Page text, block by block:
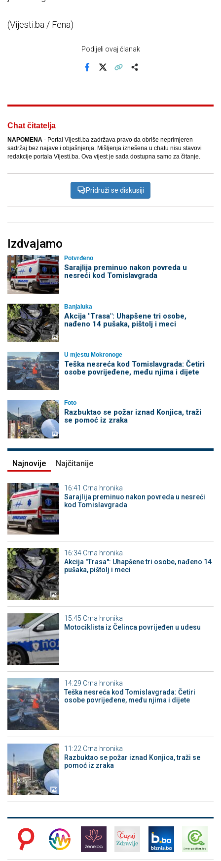
(Vijesti.ba / Fena)
Podijeli ovaj članak
Chat čitatelja
NAPOMENA - Portal Vijesti.ba zadržava pravo da obriše neprimjeren
sadržaj bez najave i objašnjenja. Mišljenja iznešena u chatu nisu stavovi
redakcije portala Vijesti.ba. Ova vijest je sada dostupna samo za čitanje.
Pridruži se diskusiji
Izdvajamo
Potvrđeno
Sarajlija preminuo nakon povreda u
nesreći kod Tomislavgrada
Banjaluka
Akcija "Trasa": Uhapšene tri osobe,
nađeno 14 pušaka, pištolj i meci
U mjestu Mokronoge
Teška nesreća kod Tomislavgrada: Četiri
osobe povrijeđene, među njima i dijete
Foto
Razbuktao se požar iznad Konjica, traži
se pomoć iz zraka
Najnovije Najčitanije
16:41 Crna hronika
Sarajlija preminuo nakon povreda u nesreći
kod Tomislavgrada
16:34 Crna hronika
Akcija "Trasa": Uhapšene tri osobe, nađeno 14
pušaka, pištolj i meci
15:45 Crna hronika
Motociklista iz Čelinca povrijeđen u udesu
14:29 Crna hronika
Teška nesreća kod Tomislavgrada: Četiri
osobe povrijeđene, među njima i dijete
11:22 Crna hronika
Razbuktao se požar iznad Konjica, traži se
pomoć iz zraka